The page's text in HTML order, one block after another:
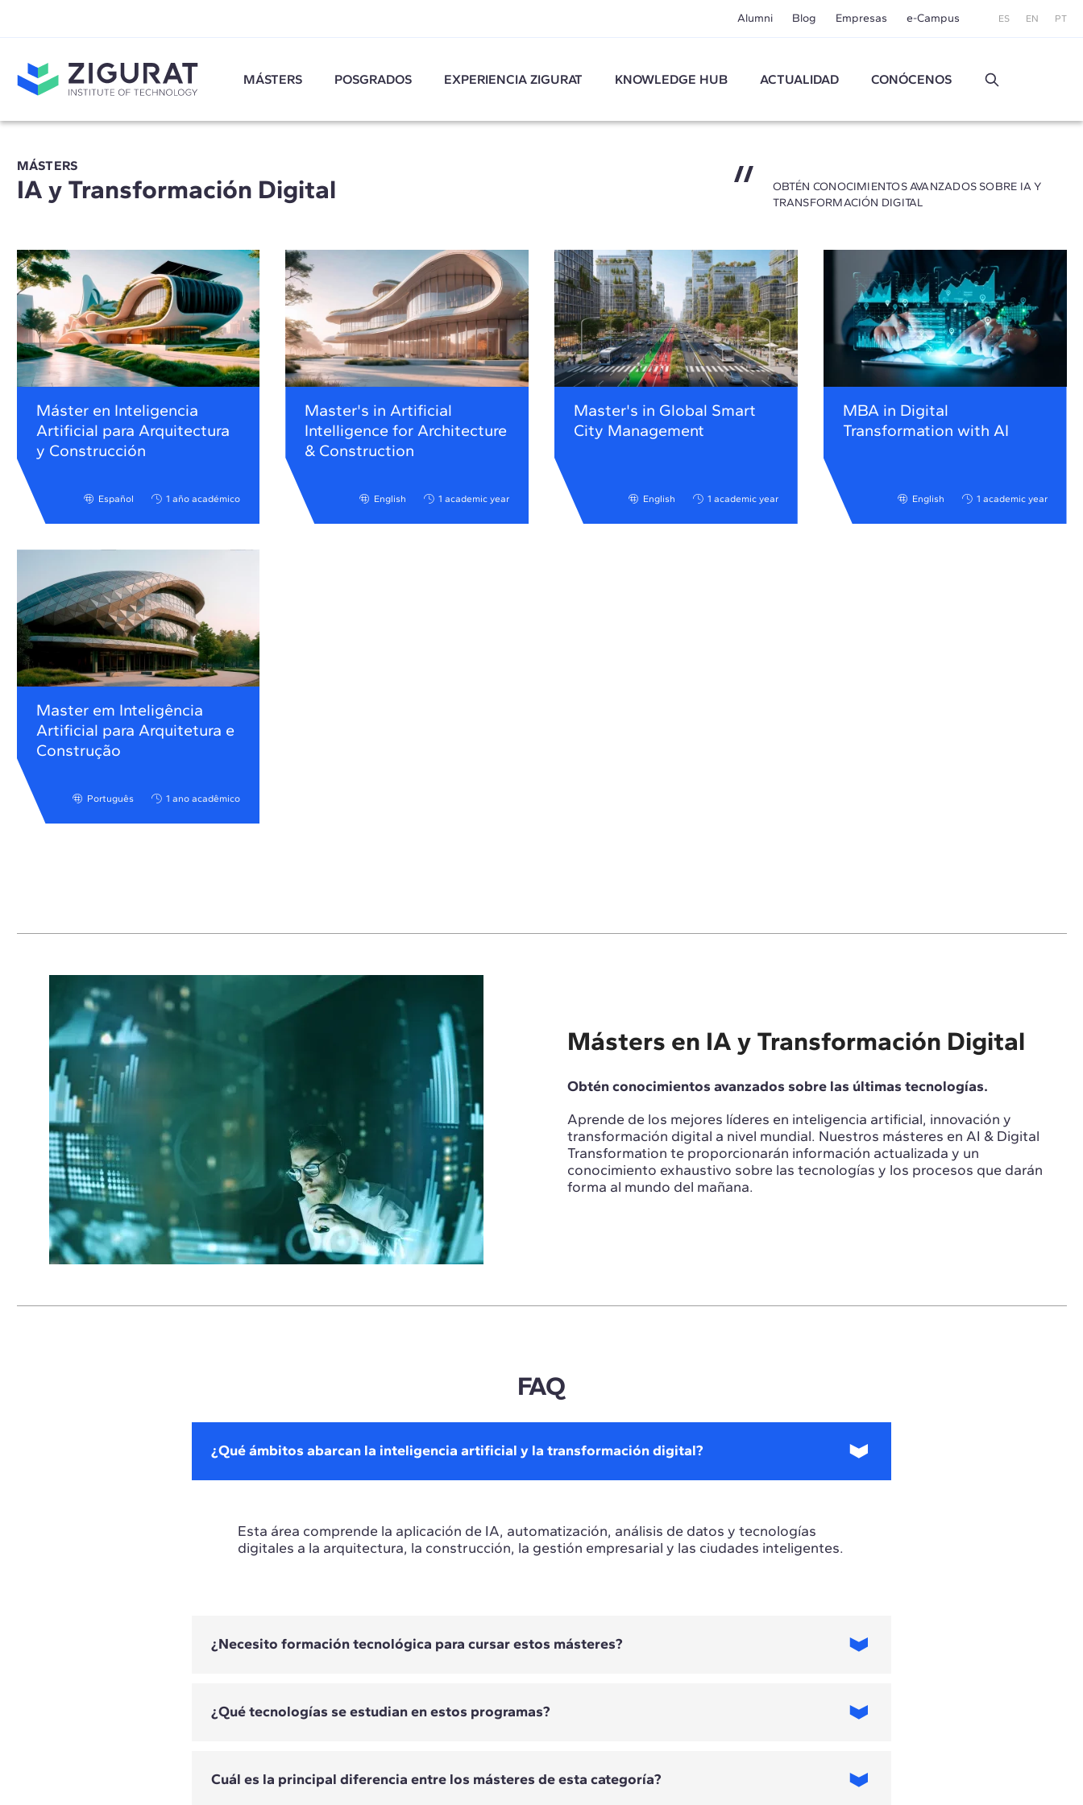
Alumni Blog Empresas e-Campus ES EN PT
MÁSTERS POSGRADOS EXPERIENCIA ZIGURAT KNOWLEDGE HUB ACTUALIDAD CONÓCENOS
MÁSTERS
IA y Transformación Digital
OBTÉN CONOCIMIENTOS AVANZADOS SOBRE IA Y
TRANSFORMACIÓN DIGITAL
Máster en Inteligencia
Artificial para Arquitectura
y Construcción
Español 1 año académico
Master's in Artificial
Intelligence for Architecture
& Construction
English 1 academic year
Master's in Global Smart
City Management
English 1 academic year
MBA in Digital
Transformation with AI
English 1 academic year
Master em Inteligência
Artificial para Arquitetura e
Construção
Português 1 ano acadêmico
Másters en IA y Transformación Digital
Obtén conocimientos avanzados sobre las últimas tecnologías.
Aprende de los mejores líderes en inteligencia artificial, innovación y
transformación digital a nivel mundial. Nuestros másteres en AI & Digital
Transformation te proporcionarán información actualizada y un
conocimiento exhaustivo sobre las tecnologías y los procesos que darán
forma al mundo del mañana.
FAQ
¿Qué ámbitos abarcan la inteligencia artificial y la transformación digital?
Esta área comprende la aplicación de IA, automatización, análisis de datos y tecnologías
digitales a la arquitectura, la construcción, la gestión empresarial y las ciudades inteligentes.
¿Necesito formación tecnológica para cursar estos másteres?
No todos los programas requieren experiencia tecnológica previa. Los requisitos dependen
¿Qué tecnologías se estudian en estos programas?
Las tecnologías varían según el máster. Entre otras, se estudian inteligencia artificial,
Cuál es la principal diferencia entre los másteres de esta categoría?